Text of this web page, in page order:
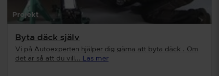
Projekt
Byta däck själv
Vi på Autoexperten hjälper dig gärna att byta däck . Om
det är så att du vill...
Läs mer